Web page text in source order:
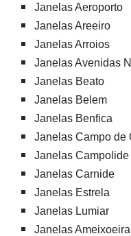
Janelas Aeroporto
Janelas Areeiro
Janelas Arroios
Janelas Avenidas
Janelas Beato
Janelas Belem
Janelas Benfica
Janelas Campo de
Janelas Campolide
Janelas Carnide
Janelas Estrela
Janelas Lumiar
Janelas Ameixoeira